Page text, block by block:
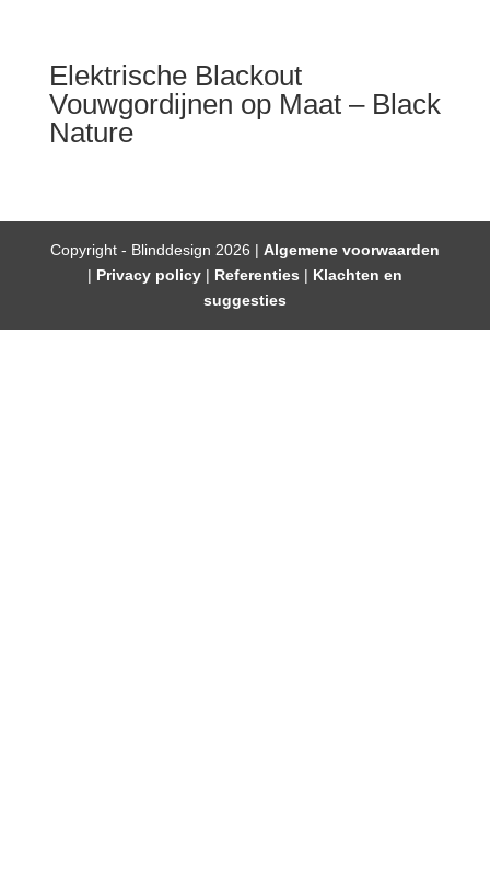
Elektrische Blackout
Vouwgordijnen op Maat – Black
Nature
Copyright - Blinddesign 2026 | Algemene voorwaarden
| Privacy policy| Referenties | Klachten en
suggesties